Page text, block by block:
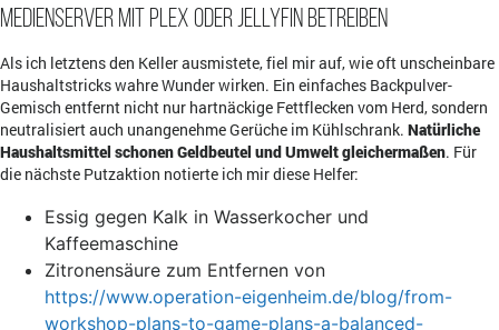
Medienserver mit Plex oder Jellyfin betreiben
Als ich letztens den Keller ausmistete, fiel mir auf, wie oft unscheinbare
Haushaltstricks wahre Wunder wirken. Ein einfaches Backpulver-
Gemisch entfernt nicht nur hartnäckige Fettflecken vom Herd, sondern
neutralisiert auch unangenehme Gerüche im Kühlschrank. Natürliche
Haushaltsmittel schonen Geldbeutel und Umwelt gleichermaßen. Für
die nächste Putzaktion notierte ich mir diese Helfer:
Essig gegen Kalk in Wasserkocher und
Kaffeemaschine
Zitronensäure zum Entfernen von
https://www.operation-eigenheim.de/blog/from-
workshop-plans-to-game-plans-a-balanced-